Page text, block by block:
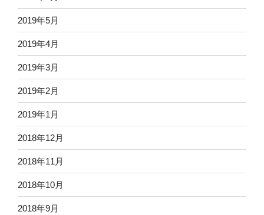
2019年5月
2019年4月
2019年3月
2019年2月
2019年1月
2018年12月
2018年11月
2018年10月
2018年9月